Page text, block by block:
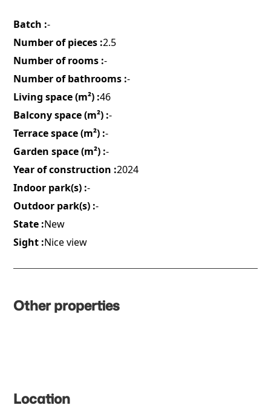
Batch :-
Number of pieces :2.5
Number of rooms :-
Number of bathrooms :-
Living space (m²) :46
Balcony space (m²) :-
Terrace space (m²) :-
Garden space (m²) :-
Year of construction :2024
Indoor park(s) :-
Outdoor park(s) :-
State :New
Sight :Nice view
Other properties
Location